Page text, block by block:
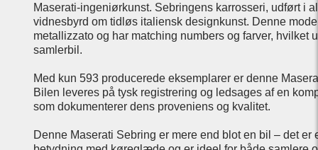
Maserati-ingeniørkunst. Sebringens karrosseri, udført i
vidnesbyrd om tidløs italiensk designkunst. Denne
metallizzato og har matching numbers og farver,
samlerbil.
Med kun 593 producerede eksemplarer er denne
Bilen leveres på tysk registrering og ledsages af en
som dokumenterer dens proveniens og kvalitet.
Denne Maserati Sebring er mere end blot en bil – det